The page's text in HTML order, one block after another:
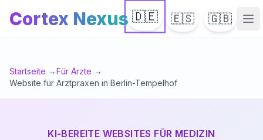
Cortex Nexus 🇩🇪 🇪🇸 🇬🇧
Startseite →Für Ärzte →
Website für Arztpraxen in Berlin-Tempelhof
KI-BEREITE WEBSITES FÜR MEDIZIN